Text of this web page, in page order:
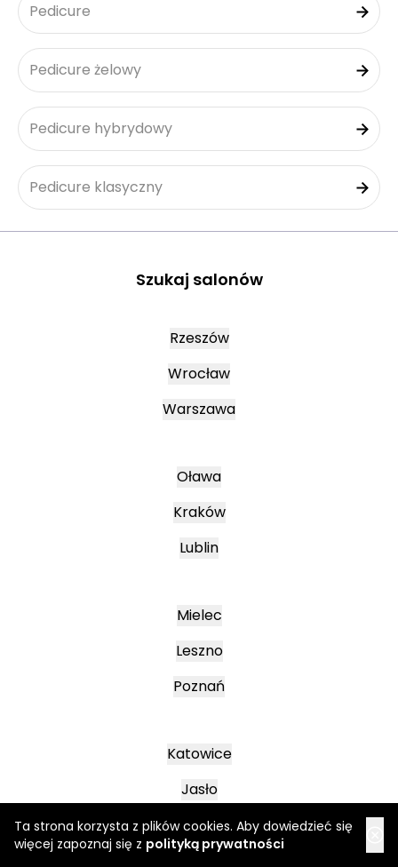
Ta strona korzysta z plików cookies. Aby dowiedzieć się
więcej zapoznaj się z polityką prywatności
Pedicure
Pedicure żelowy
Pedicure hybrydowy
Pedicure klasyczny
Szukaj salonów
Rzeszów
Wrocław
Warszawa
Oława
Kraków
Lublin
Mielec
Leszno
Poznań
Katowice
Jasło
Wałbrzych